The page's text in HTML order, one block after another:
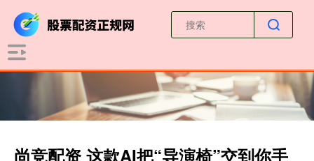
尚竞配资 这款AI把“导演椅”交到你手